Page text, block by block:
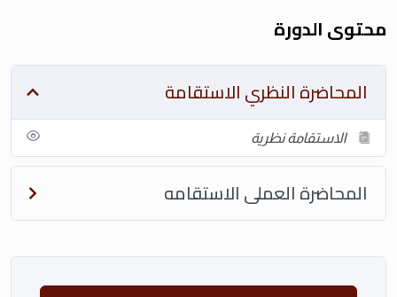
محتوى الدورة
المحاضرة النظري الاستقامة
الاستقامة نظرية
المحاضرة العملى الاستقامه